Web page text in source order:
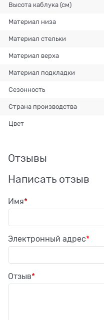
Высота каблука (см)
Материал низа
Материал стельки
Материал верха
Материал подкладки
Сезонность
Страна производства
Цвет
Отзывы
Написать отзыв
Имя
Электронный адрес
Отзыв